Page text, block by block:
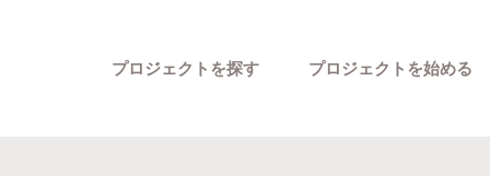
プロジェクトを探す プロジェクトを始める